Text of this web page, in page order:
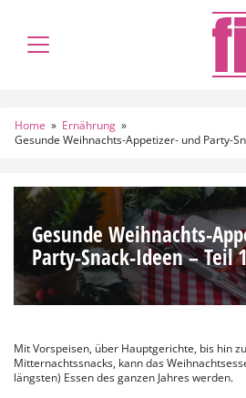
Home » Ernährung »
Gesunde Weihnachts-Appetizer- und Party-
Gesunde Weihnachts-
Party-Snack-Ideen – Teil
Mit Vorspeisen, über Hauptgerichte, bis hin
Mitternachtssnacks, kann das
längsten) Essen des ganzen Jahres werden.